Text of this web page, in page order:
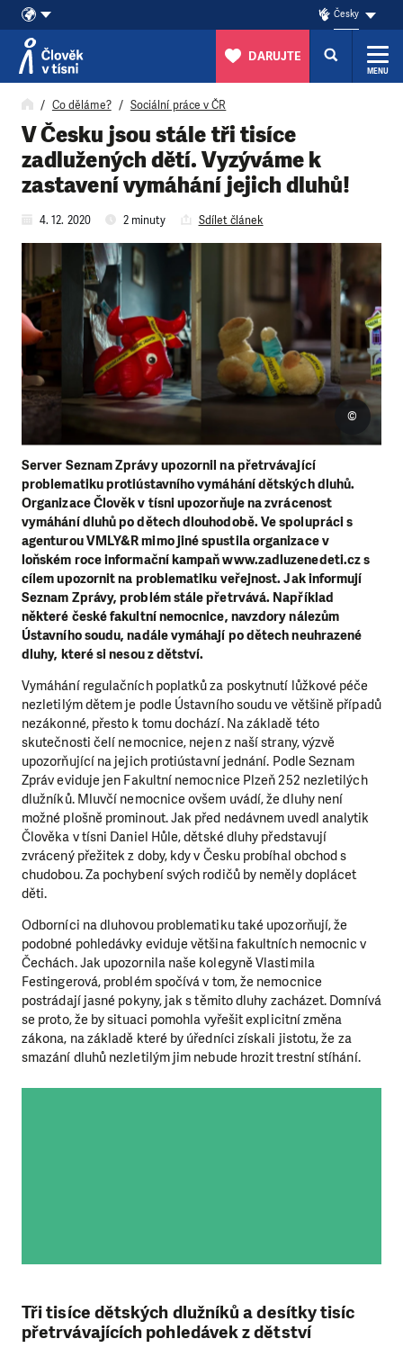
Přeskočit na obsah
Česky
DARUJTE
MENU
Co děláme? Sociální práce v ČR
V Česku jsou stále tři tisíce
zadlužených dětí. Vyzýváme k
zastavení vymáhání jejich dluhů!
4. 12. 2020 2 minuty Sdílet článek
Server Seznam Zprávy upozornil na přetrvávající
problematiku protiústavního vymáhání dětských dluhů.
Organizace Člověk v tísni upozorňuje na zvrácenost
vymáhání dluhů po dětech dlouhodobě. Ve spolupráci s
agenturou VMLY&R mimo jiné spustila organizace v
loňském roce informační kampaňwww.zadluzenedeti.czs
cílem upozornit na problematiku veřejnost. Jak informují
Seznam Zprávy, problém stále přetrvává. Například
některé české fakultní nemocnice, navzdory nálezům
Ústavního soudu, nadále vymáhají po dětech neuhrazené
dluhy, které si nesou z dětství.
©
Vymáhání regulačních poplatků za poskytnutí lůžkové péče
nezletilým dětem je podle Ústavního soudu ve většině případů
nezákonné, přesto k tomu dochází. Na základě této
skutečnosti čelí nemocnice, nejen z naší strany, výzvě
upozorňující na jejich protiústavní jednání. Podle Seznam
Zpráv eviduje jen Fakultní nemocnice Plzeň 252 nezletilých
dlužníků. Mluvčí nemocnice ovšem uvádí, že dluhy není
možné plošně prominout. Jak před nedávnem uvedl analytik
Člověka v tísni Daniel Hůle, dětské dluhy představují
zvrácený přežitek z doby, kdy v Česku probíhal obchod s
chudobou. Za pochybení svých rodičů by neměly doplácet
děti.
Odborníci na dluhovou problematiku také upozorňují, že
podobné pohledávky eviduje většina fakultních nemocnic v
Čechách. Jak upozornila naše kolegyně Vlastimila
Festingerová, problém spočívá v tom, že nemocnice
postrádají jasné pokyny, jak s těmito dluhy zacházet. Domnívá
se proto, že by situaci pomohla vyřešit explicitní změna
zákona, na základě které by úředníci získali jistotu, že za
smazání dluhů nezletilým jim nebude hrozit trestní stíhání.
Tři tisíce dětských dlužníků a desítky tisíc
přetrvávajících pohledávek z dětství